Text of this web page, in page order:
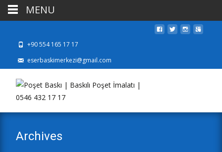
+90 554 165 17 17
eserbaskimerkezi@gmail.com
Archives
MENU